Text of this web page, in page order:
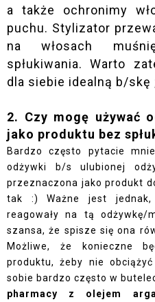
a także ochronimy
puchu. Stylizator
na włosach
spłukiwania. Warto
dla siebie idealną b/skę
2. Czy mogę używać
jako produktu bez
Bardzo często pytacie
odżywki b/s ulubionej
przeznaczona jako produkt
tak :) Ważne jest jednak,
reagowały na tą
szansa, że spisze się ona
Możliwe, że konieczne
produktu, żeby nie
sobie bardzo często w
pharmacy z olejem